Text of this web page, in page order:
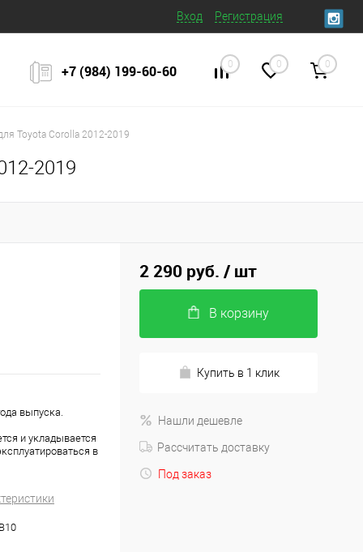
Вход Регистрация
+7 (984) 199‒60‒60 0 0 0
Toyota Corolla 2012-2019
2019
выпуска.
и укладывается
в
2 290 руб. / шт
В корзину
Купить в 1 клик
Нашли дешевле
Рассчитать доставку
Под заказ